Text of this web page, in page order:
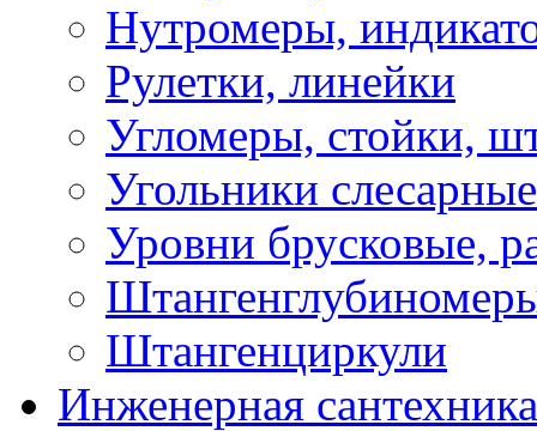
Нутромеры,
Рулетки, линейки
Угломеры, стойки,
Угольники слесарные
Уровни брусковые,
Штангенциркули
Инженерная сантехника